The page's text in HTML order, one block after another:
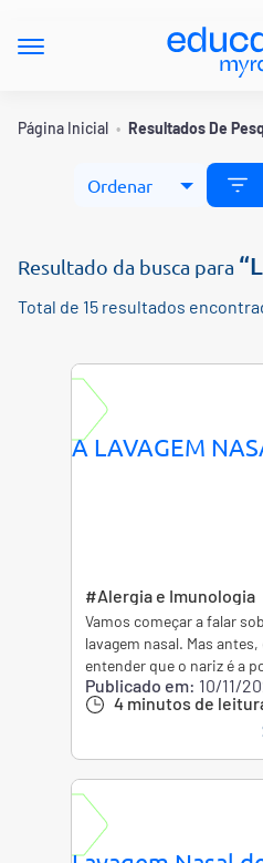
Página Inicial • Resultados De
Resultado da busca para
Total de 15 resultados
A LAVAGEM
#Alergia e Imunologia
Vamos começar a falar
lavagem nasal. Mas
entender que o nariz é a
nosso sistema
mais propenso a entrar
alérgenos e patógenos
Publicado em: 10/11/
4 minutos de